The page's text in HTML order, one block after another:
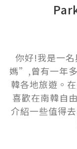
你好!我是一
媽”,曾有一年
韓各地旅遊。
喜歡在南韓自
介紹一些值得